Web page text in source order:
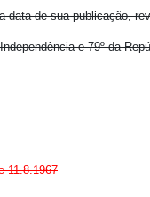
data de sua publicação,
e 79º da
11.8.1967